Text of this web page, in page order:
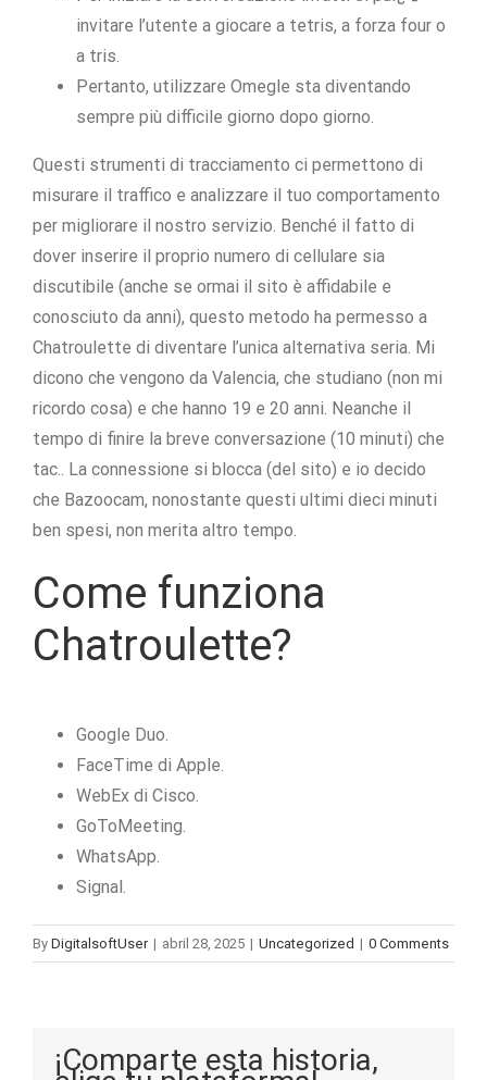
invitare l’utente a giocare a tetris, a forza four o
a tris.
Pertanto, utilizzare Omegle sta diventando
sempre più difficile giorno dopo giorno.
Questi strumenti di tracciamento ci permettono di
misurare il traffico e analizzare il tuo comportamento
per migliorare il nostro servizio. Benché il fatto di
dover inserire il proprio numero di cellulare sia
discutibile (anche se ormai il sito è affidabile e
conosciuto da anni), questo metodo ha permesso a
Chatroulette di diventare l’unica alternativa seria. Mi
dicono che vengono da Valencia, che studiano (non mi
ricordo cosa) e che hanno 19 e 20 anni. Neanche il
tempo di finire la breve conversazione (10 minuti) che
tac.. La connessione si blocca (del sito) e io decido
che Bazoocam, nonostante questi ultimi dieci minuti
ben spesi, non merita altro tempo.
Come funziona
Chatroulette?
Google Duo.
FaceTime di Apple.
WebEx di Cisco.
GoToMeeting.
WhatsApp.
Signal.
By DigitalsoftUser | abril 28, 2025 | Uncategorized | 0 Comments
¡Comparte esta historia,